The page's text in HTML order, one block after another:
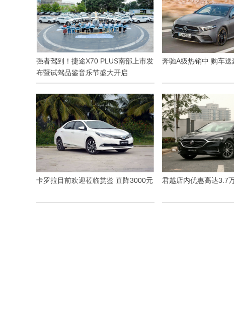
强者驾到！捷途X70 PLUS南部上市发
布暨试驾品鉴音乐节盛大开启
奔驰A级热销中 购车
卡罗拉目前欢迎莅临赏鉴 直降3000元 君越店内优惠高达3.7